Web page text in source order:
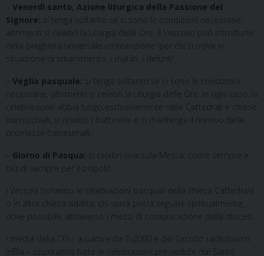
Venerdì santo, Azione liturgica della Passione del
Signore: si tenga soltanto se ci sono le condizioni necessarie,
altrimenti si celebri la Liturgia delle Ore. Il Vescovo può introdurre
nella preghiera universale un’intenzione “per chi si trova in
situazione di smarrimento, i malati, i defunti”.
Veglia pasquale: si tenga soltanto se ci sono le condizioni
necessarie, altrimenti si celebri la Liturgia delle Ore. In ogni caso, la
celebrazione abbia luogo esclusivamente nelle Cattedrali e chiese
parrocchiali; si rinviino i battesimi e si mantenga il rinnovo delle
promesse battesimali.
Giorno di Pasqua: si celebri una sola Messa, come sempre e
più di sempre per il popolo.
I Vescovi terranno le celebrazioni pasquali nella chiesa Cattedrale
o in altra chiesa adatta; chi vorrà potrà seguirle spiritualmente,
dove possibile, attraverso i mezzi di comunicazione della diocesi.
I media della CEI – a partire da Tv2000 e dal Circuito radiofonico
InBlu – copriranno tutte le celebrazioni presiedute dal Santo